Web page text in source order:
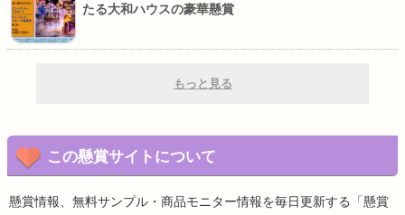
たる大和ハウスの豪華懸賞
もっと見る
この懸賞サイトについて
懸賞情報、無料サンプル・商品モニター情報を毎日更新する「懸賞